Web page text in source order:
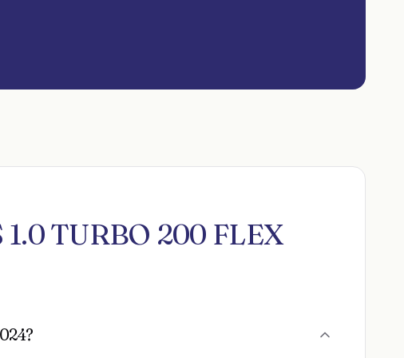
TURBO 200 FLEX